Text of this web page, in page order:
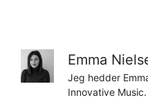
Emma
Jeg hedder
Innovative